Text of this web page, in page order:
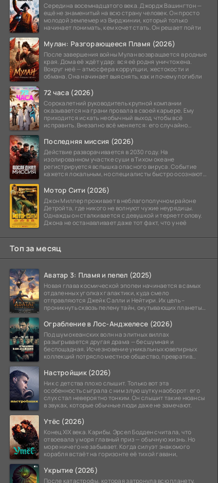
Середина восемнадцатого века. Джордж Вашингтон —
ещё не знаменитый на всю страну человек. Он просто
молодой землемер из Вирджинии, который только
начинает понимать, кем хочет стать. Он решает пойти
Мулан: Разгорающееся Пламя (2026)
После завершения войны Мулан возвращается в родные
края. Дома её ждёт удар: вся её родня уничтожена.
Вокруг неё — атмосфера коррупции, жестокости и
обмана. Она начинает выяснять, как и почему погибли
72 часа (2026)
Сорокалетний руководитель крупной компании
оказывается на грани провала в своей карьере. Ему
приходится искать необычный выход, чтобы всё
исправить. Внезапно всё меняется: его случайно
Последняя миссия (2026)
Действие разворачивается в 2030 году. На
изолированном участке суши в Тихом океане
регистрируется вспышка опасного вируса. Событие
кажется локальным, но специалисты быстро осознают:
Мотор Сити (2026)
Джон Миллер проживает в неблагополучном районе
Детройта, где никого не волнуют чужие неурядицы.
Однажды он сталкивается с девушкой и теряет голову.
Джона не останавливает даже тот факт, что у неё
Топ за месяц
Аватар 3: Пламя и пепел (2025)
Новая глава космической эпопеи начинается в самых
отдаленных уголках галактики, куда смело
отправляются Джейк Салли и Нейтири. Их цель –
проникнуть сквозь пелену тайн, окутывающих планеты
Ограбление в Лос-Анджелесе (2026)
Под шум океанских волн на элитных виллах
разыгрывается другая драма — бесшумная и
беспощадная. Исчезновение уникальных ювелирных
коллекций потрясло местное общество, превратив
Настройщик (2026)
Ник с детства плохо слышит. Только вот эта
особенность сыграла с ним злую шутку наоборот: его
слух стал невероятно тонким. Он слышит такие нюансы
в звуках, которые обычные люди даже не замечают.
Утёс (2026)
Конец XIX века. Карибы. Эрсел Бодден считала, что
отвоевала у моря главный приз — обычную жизнь. Но
море ничего не забывает. Когда силуэт знакомого
корабля встаёт на горизонте её тихой гавани,
Укрытие (2026)
После катастрофы, которая затронула всю планету,